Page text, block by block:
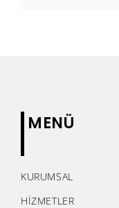
MENÜ
KURUMSAL
HİZMETLER